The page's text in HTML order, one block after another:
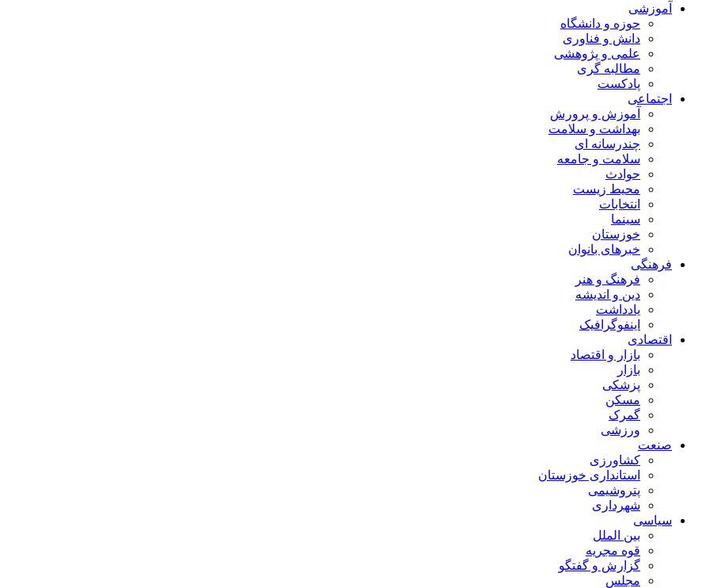
آموزشی
حوزه و دانشگاه
دانش و فناوری
علمی و پژوهشی
مطالبه گری
پادکست
اجتماعی
آموزش و پرورش
بهداشت و سلامت
چندرسانه ای
سلامت و جامعه
حوادث
محیط زیست
انتخابات
سینما
خوزستان
خبرهای بانوان
فرهنگی
فرهنگ و هنر
دین و اندیشه
یادداشت
اینفوگرافیک
اقتصادی
بازار و اقتصاد
بازار
پزشکی
مسکن
گمرک
ورزشی
صنعت
کشاورزی
استانداری خوزستان
پتروشیمی
شهرداری
سیاسی
بین الملل
قوه مجریه
گزارش و گفتگو
مجلس